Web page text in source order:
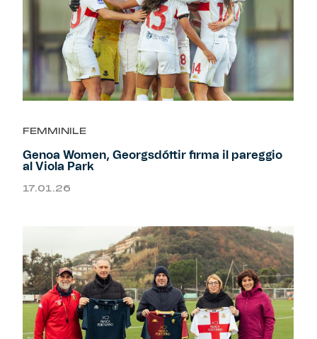
Gift Card Online Store
Fortissimo batte il mio cuor
FEMMINILE
Genoa Women, Georgsdóttir firma il pareggio
al Viola Park
17.01.26